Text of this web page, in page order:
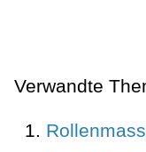
Verwandte